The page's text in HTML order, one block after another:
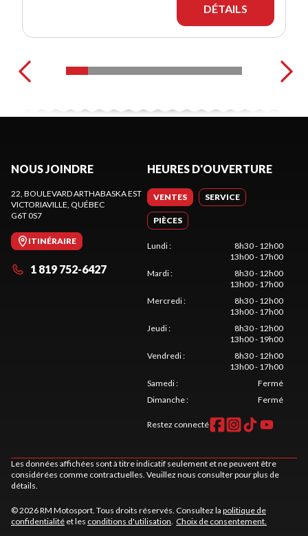
DÉTAILS
NOUS JOINDRE
22, BOULEVARD ARTHABASKA EST
VICTORIAVILLE, QUÉBEC
G6T 0S7
ITINÉRAIRE
1 819 752-6427
HEURES D'OUVERTURE
VENTES SERVICE
PIÈCES
Lundi:
8h30 - 12h00
13h00 - 17h00
Mardi:
8h30 - 12h00
13h00 - 17h00
Mercredi:
8h30 - 12h00
13h00 - 17h00
Jeudi:
8h30 - 12h00
13h00 - 19h00
Vendredi:
8h30 - 12h00
13h00 - 17h00
Samedi:
Fermé
Dimanche: Fermé
Restez connecté
Les données affichées sont à titre indicatif seulement et ne peuvent être
considérées comme contractuelles. Veuillez nous consulter pour plus de
détails.
© 2026 RM Motosport. Tous droits réservés. Consultez la politique de
confidentialité et les conditions d'utilisation. Choix de consentement.